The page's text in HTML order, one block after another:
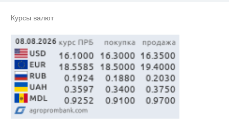
Курсы валют
не оставит равнодушным